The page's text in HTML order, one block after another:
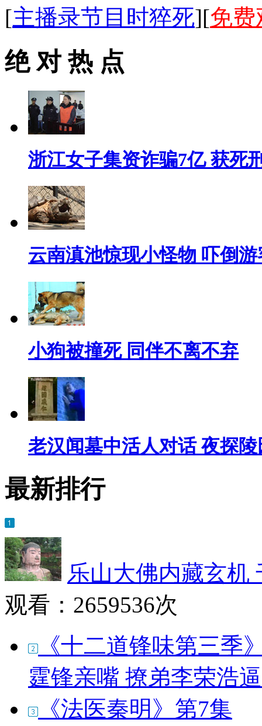
[主播录节目时猝死][免费
绝 对 热 点
浙江女子集资诈骗7亿 获死
云南滇池惊现小怪物 吓倒游
小狗被撞死 同伴不离不弃
老汉闻墓中活人对话 夜探陵
最新排行
乐山大佛内藏玄机
观看： 2659536次
《十二道锋味第三季
霆锋亲嘴 撩弟李荣浩
《法医秦明》第7集